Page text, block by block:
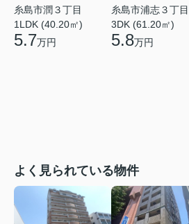
糸島市潤３丁目
1LDK (40.20㎡)
5.7万円
糸島市浦志３丁目
3DK (61.20㎡)
5.8万円
よく見られている物件